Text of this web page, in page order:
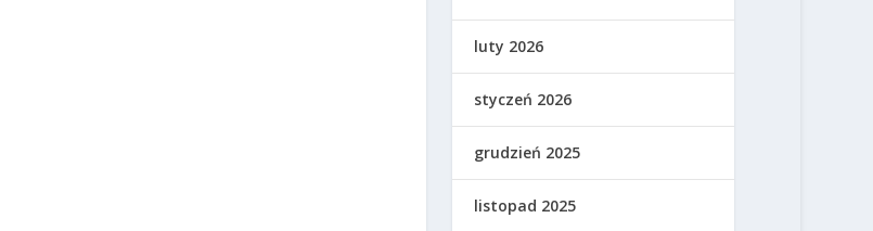
luty 2026
styczeń 2026
grudzień 2025
listopad 2025